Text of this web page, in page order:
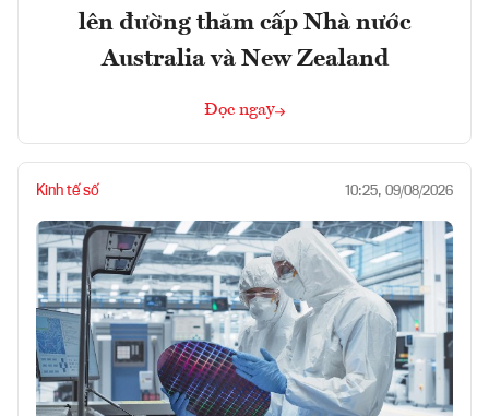
lên đường thăm cấp Nhà nước
Australia và New Zealand
Đọc ngay
Kinh tế số 10:25, 09/08/2026